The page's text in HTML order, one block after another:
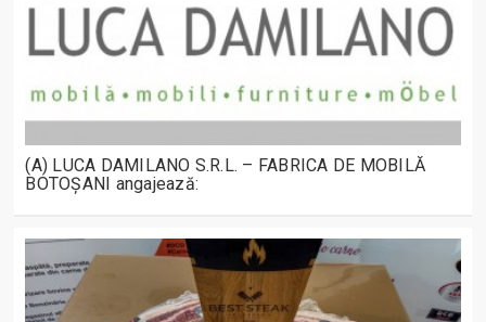
(A) LUCA DAMILANO S.R.L. – FABRICA DE MOBILĂ
BOTOȘANI angajează: